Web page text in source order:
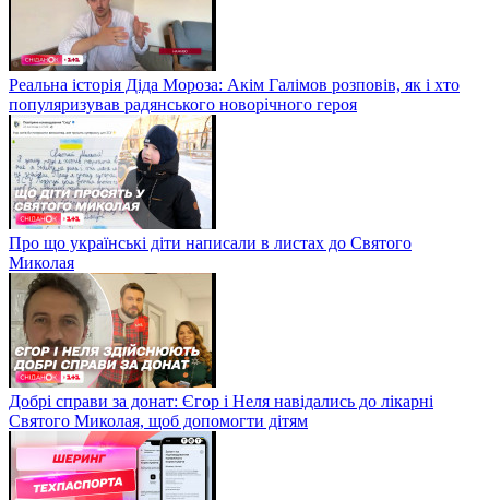
Реальна історія Діда Мороза: Акім Галімов розповів, як і хто
популяризував радянського новорічного героя
Про що українські діти написали в листах до Святого
Миколая
Добрі справи за донат: Єгор і Неля навідались до лікарні
Святого Миколая, щоб допомогти дітям